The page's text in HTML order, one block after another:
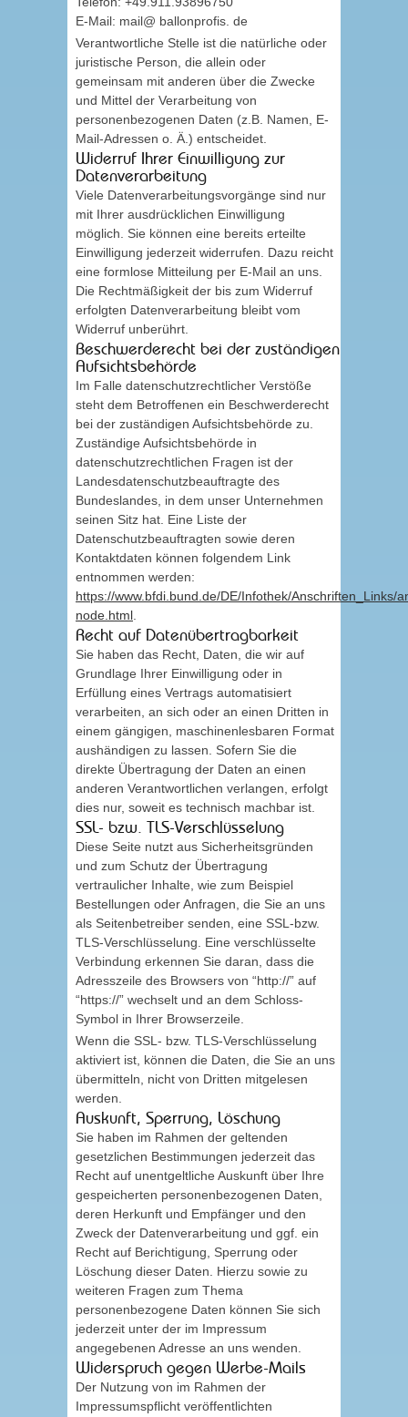
E-Mail: mail@ ballonprofis. de
Verantwortliche Stelle ist die natürliche oder
juristische Person, die allein oder
gemeinsam mit anderen über die Zwecke
und Mittel der Verarbeitung von
personenbezogenen Daten (z.B. Namen, E-
Mail-Adressen o. Ä.) entscheidet.
Widerruf Ihrer Einwilligung zur
Datenverarbeitung
Viele Datenverarbeitungsvorgänge sind nur
mit Ihrer ausdrücklichen Einwilligung
möglich. Sie können eine bereits erteilte
Einwilligung jederzeit widerrufen. Dazu reicht
eine formlose Mitteilung per E-Mail an uns.
Die Rechtmäßigkeit der bis zum Widerruf
erfolgten Datenverarbeitung bleibt vom
Widerruf unberührt.
Beschwerderecht bei der zuständigen
Aufsichtsbehörde
Im Falle datenschutzrechtlicher Verstöße
steht dem Betroffenen ein Beschwerderecht
bei der zuständigen Aufsichtsbehörde zu.
Zuständige Aufsichtsbehörde in
datenschutzrechtlichen Fragen ist der
Landesdatenschutzbeauftragte des
Bundeslandes, in dem unser Unternehmen
seinen Sitz hat. Eine Liste der
Datenschutzbeauftragten sowie deren
Kontaktdaten können folgendem Link
entnommen werden:
https://www.bfdi.bund.de/DE/Infothek/Anschriften_Links/
node.html
Recht auf Datenübertragbarkeit
Sie haben das Recht, Daten, die wir auf
Grundlage Ihrer Einwilligung oder in
Erfüllung eines Vertrags automatisiert
verarbeiten, an sich oder an einen Dritten in
einem gängigen, maschinenlesbaren Format
aushändigen zu lassen. Sofern Sie die
direkte Übertragung der Daten an einen
anderen Verantwortlichen verlangen, erfolgt
dies nur, soweit es technisch machbar ist.
SSL- bzw. TLS-Verschlüsselung
Diese Seite nutzt aus Sicherheitsgründen
und zum Schutz der Übertragung
vertraulicher Inhalte, wie zum Beispiel
Bestellungen oder Anfragen, die Sie an uns
als Seitenbetreiber senden, eine SSL-bzw.
TLS-Verschlüsselung. Eine verschlüsselte
Verbindung erkennen Sie daran, dass die
Adresszeile des Browsers von “http://” auf
“https://” wechselt und an dem Schloss-
Symbol in Ihrer Browserzeile.
Wenn die SSL- bzw. TLS-Verschlüsselung
aktiviert ist, können die Daten, die Sie an uns
übermitteln, nicht von Dritten mitgelesen
werden.
Auskunft, Sperrung, Löschung
Sie haben im Rahmen der geltenden
gesetzlichen Bestimmungen jederzeit das
Recht auf unentgeltliche Auskunft über Ihre
gespeicherten personenbezogenen Daten,
deren Herkunft und Empfänger und den
Zweck der Datenverarbeitung und ggf. ein
Recht auf Berichtigung, Sperrung oder
Löschung dieser Daten. Hierzu sowie zu
weiteren Fragen zum Thema
personenbezogene Daten können Sie sich
jederzeit unter der im Impressum
angegebenen Adresse an uns wenden.
Widerspruch gegen Werbe-Mails
Der Nutzung von im Rahmen der
Impressumspflicht veröffentlichten